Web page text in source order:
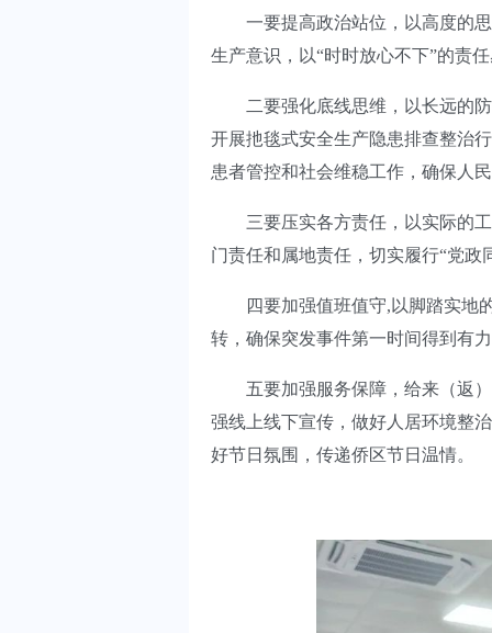
一要提高政治站位，以高度的思
生产意识，以“时时放心不下”的责
二要强化底线思维，以长远的防
开展扡毯式安全生产隐患排查整治
患者管控和社会维稳工作，确保人
三要压实各方责任，以实际的工
门责任和属地责任，切实履行“党
四要加强值班值守,以脚踏实地的
转，确保突发事件第一时间得到有
五要加强服务保障，给来（返）
强线上线下宣传，做好人居环境整
好节日氛围，传递侨区节日温情。